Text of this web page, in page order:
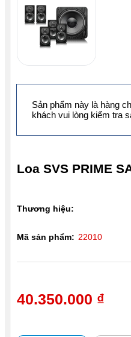
Loa SVS PRIME
40.350.000 ₫
Thương hiệu:
Mã sản phẩm: 22010
Sản phẩm này là hàng
khách vui lòng kiểm tra